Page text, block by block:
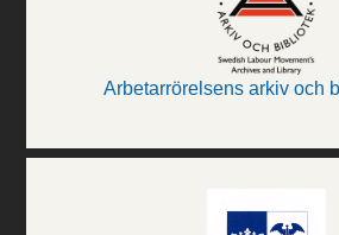
Arbetarrörelsens arkiv och